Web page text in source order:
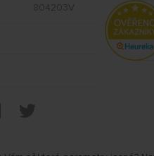
804203V